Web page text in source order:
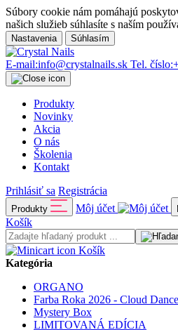
Súbory cookie nám pomáhajú
našich služieb súhlasíte s naším
Nastavenia Súhlasím
E-mail:info@crystalnails.sk Tel. číslo:
Produkty
Novinky
Akcia
O nás
Školenia
Kontakt
Prihlásiť sa Registrácia
Produkty Môj účet
Košík
Košík
Kategória
ORGANO
Farba Roka 2026 - Cloud
Mystery Box
LIMITOVANÁ EDÍCIA